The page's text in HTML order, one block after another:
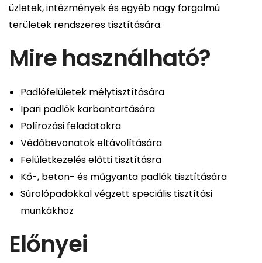
üzletek, intézmények és egyéb nagy forgalmú
területek rendszeres tisztítására.
Mire használható?
Padlófelületek mélytisztítására
Ipari padlók karbantartására
Polírozási feladatokra
Védőbevonatok eltávolítására
Felületkezelés előtti tisztításra
Kő-, beton- és műgyanta padlók tisztítására
Súrolópadokkal végzett speciális tisztítási
munkákhoz
Előnyei